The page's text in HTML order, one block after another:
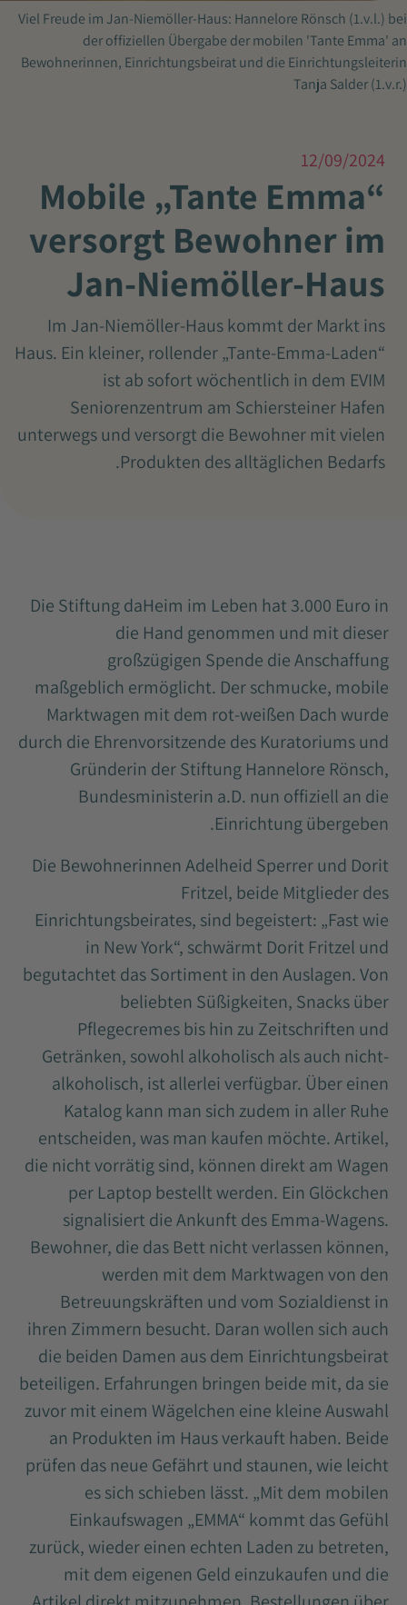
Viel Freude im Jan-Niemöller-Haus: Hannelore Rönsch (1.v.l.) bei
der offiziellen Übergabe der mobilen 'Tante Emma' an
Bewohnerinnen, Einrichtungsbeirat und die Einrichtungsleiterin
Tanja Salder (1.v.r.)
12/09/2024
Mobile „Tante Emma“
versorgt Bewohner im
Jan-Niemöller-Haus
Im Jan-Niemöller-Haus kommt der Markt ins
Haus. Ein kleiner, rollender „Tante-Emma-Laden“
ist ab sofort wöchentlich in dem EVIM
Seniorenzentrum am Schiersteiner Hafen
unterwegs und versorgt die Bewohner mit vielen
Produkten des alltäglichen Bedarfs.
Die Stiftung daHeim im Leben hat 3.000 Euro in
die Hand genommen und mit dieser
großzügigen Spende die Anschaffung
maßgeblich ermöglicht. Der schmucke, mobile
Marktwagen mit dem rot-weißen Dach wurde
durch die Ehrenvorsitzende des Kuratoriums und
Gründerin der Stiftung Hannelore Rönsch,
Bundesministerin a.D. nun offiziell an die
Einrichtung übergeben.
Die Bewohnerinnen Adelheid Sperrer und Dorit
Fritzel, beide Mitglieder des
Einrichtungsbeirates, sind begeistert: „Fast wie
in New York“, schwärmt Dorit Fritzel und
begutachtet das Sortiment in den Auslagen. Von
beliebten Süßigkeiten, Snacks über
Pflegecremes bis hin zu Zeitschriften und
Getränken, sowohl alkoholisch als auch nicht-
alkoholisch, ist allerlei verfügbar. Über einen
Katalog kann man sich zudem in aller Ruhe
entscheiden, was man kaufen möchte. Artikel,
die nicht vorrätig sind, können direkt am Wagen
per Laptop bestellt werden. Ein Glöckchen
signalisiert die Ankunft des Emma-Wagens.
Bewohner, die das Bett nicht verlassen können,
werden mit dem Marktwagen von den
Betreuungskräften und vom Sozialdienst in
ihren Zimmern besucht. Daran wollen sich auch
die beiden Damen aus dem Einrichtungsbeirat
beteiligen. Erfahrungen bringen beide mit, da sie
zuvor mit einem Wägelchen eine kleine Auswahl
an Produkten im Haus verkauft haben. Beide
prüfen das neue Gefährt und staunen, wie leicht
es sich schieben lässt. „Mit dem mobilen
Einkaufswagen „EMMA“ kommt das Gefühl
zurück, wieder einen echten Laden zu betreten,
mit dem eigenen Geld einzukaufen und die